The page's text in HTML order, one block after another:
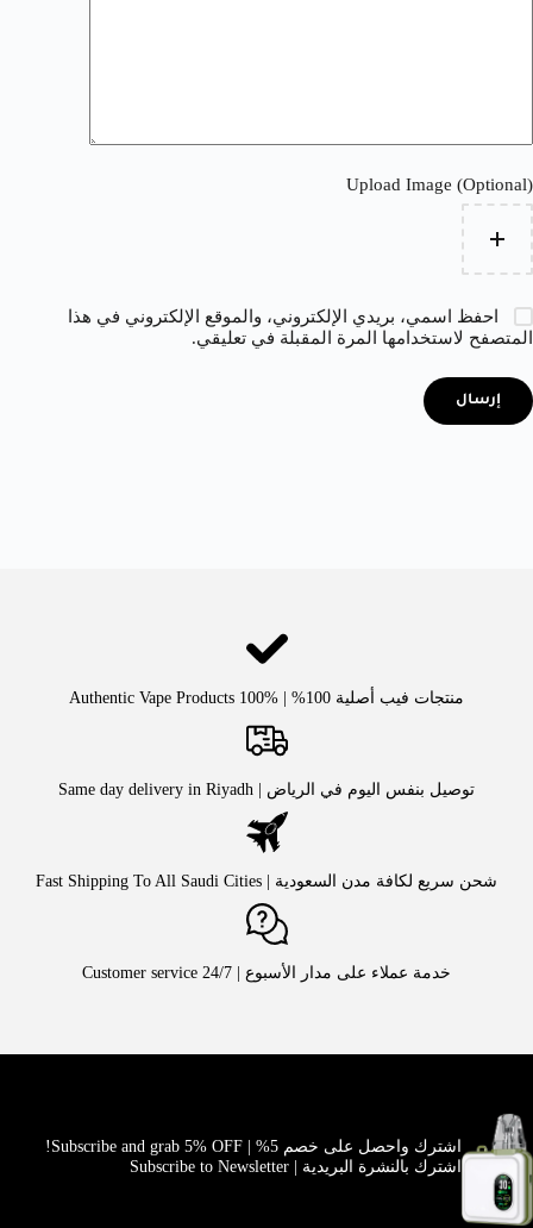
Upload Image (Optional)
احفظ اسمي، بريدي الإلكتروني، والموقع الإلكتروني في هذا
المتصفح لاستخدامها المرة المقبلة في تعليقي.
إرسال
منتجات فيب أصلية 100% | Authentic Vape Products 100%
توصيل بنفس اليوم في الرياض | Same day delivery in Riyadh
شحن سريع لكافة مدن السعودية | Fast Shipping To All Saudi Cities
خدمة عملاء على مدار الأسبوع | Customer service 24/7
اشترك واحصل على خصم 5% | Subscribe and grab 5% OFF!
اشترك بالنشرة البريدية | Subscribe to Newsletter